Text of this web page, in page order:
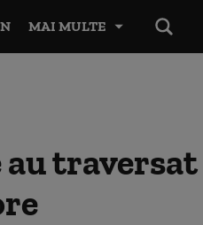
MAI MULTE
au traversat